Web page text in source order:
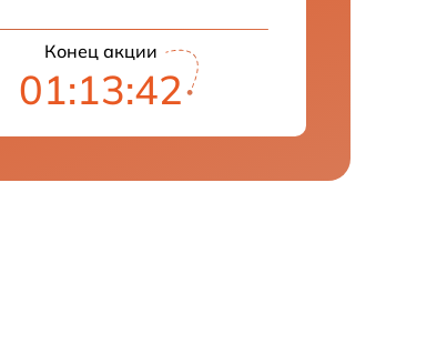
Конец акции
01:13:42